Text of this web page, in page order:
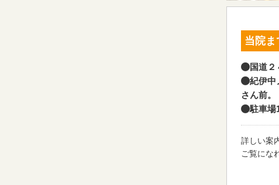
当院ま
国道２
紀伊中
さん前。
駐車場
詳しい案
ご覧にな